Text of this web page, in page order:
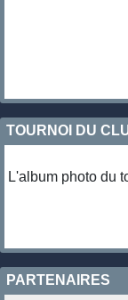
TOURNOI DU
L'album photo du
PARTENAIRES